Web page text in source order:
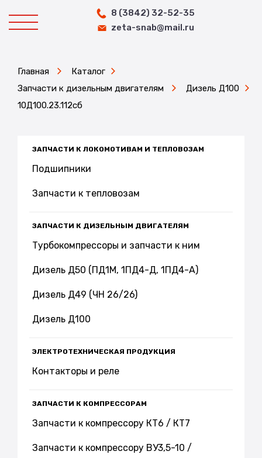
8 (3842) 32-52-35
zeta-snab@mail.ru
Главная
Каталог
Запчасти к дизельным двигателям
Дизель Д100
10Д100.23.112сб
ЗАПЧАСТИ К ЛОКОМОТИВАМ И ТЕПЛОВОЗАМ
Подшипники
Запчасти к тепловозам
ЗАПЧАСТИ К ДИЗЕЛЬНЫМ ДВИГАТЕЛЯМ
Турбокомпрессоры и запчасти к ним
Дизель Д50 (ПД1М, 1ПД4-Д, 1ПД4-А)
Дизель Д49 (ЧН 26/26)
Дизель Д100
ЭЛЕКТРОТЕХНИЧЕСКАЯ ПРОДУКЦИЯ
Контакторы и реле
ЗАПЧАСТИ К КОМПРЕССОРАМ
Запчасти к компрессору КТ6 / КТ7
Запчасти к компрессору ВУ3,5-10 /